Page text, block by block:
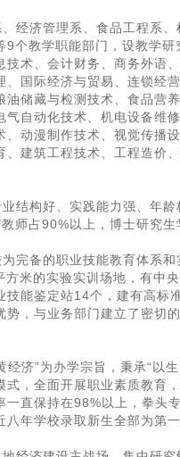
经济管理系、食品工程系
个教学职能部门，设教学
术、会计财务、商务外语
国际经济与贸易、连锁经
储藏与检测技术、食品营
自动化技术、机电设备维
动漫制作技术、视觉传播
建筑工程技术、工程造价
结构好、实践能力强、年
师占90%以上，博士研究
完备的职业技能教育体系
米的实验实训场地，有中
技能鉴定站14个，建有高
势，与业务部门建立了密切
经济”为办学宗旨，秉承“以
，全面开展职业素质教育
直保持在98%以上，拳头
年学校录取新生全部为第